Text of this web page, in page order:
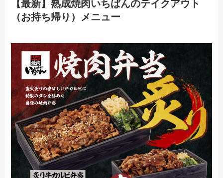
文方法やキャンペーン情報も解説
メニュー！お持ち帰りの予約・注文方法
やクーポン情報も解説
【最新】熟成焼肉いちばんのテイクアウト
（お持ち帰り）メニュー